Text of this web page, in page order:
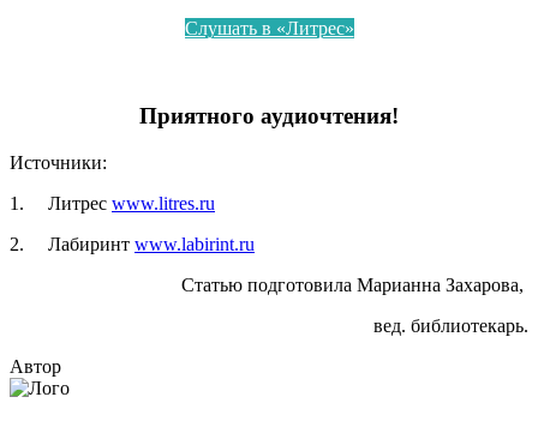
Слушать в «Литрес»
Приятного аудиочтения!
Источники:
1. Литрес www.litres.ru
2. Лабиринт www.labirint.ru
Статью подготовила Марианна Захарова,
вед. библиотекарь.
Автор